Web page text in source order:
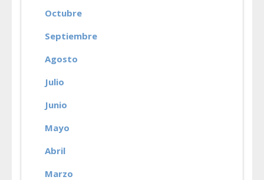
Octubre
Septiembre
Agosto
Julio
Junio
Mayo
Abril
Marzo